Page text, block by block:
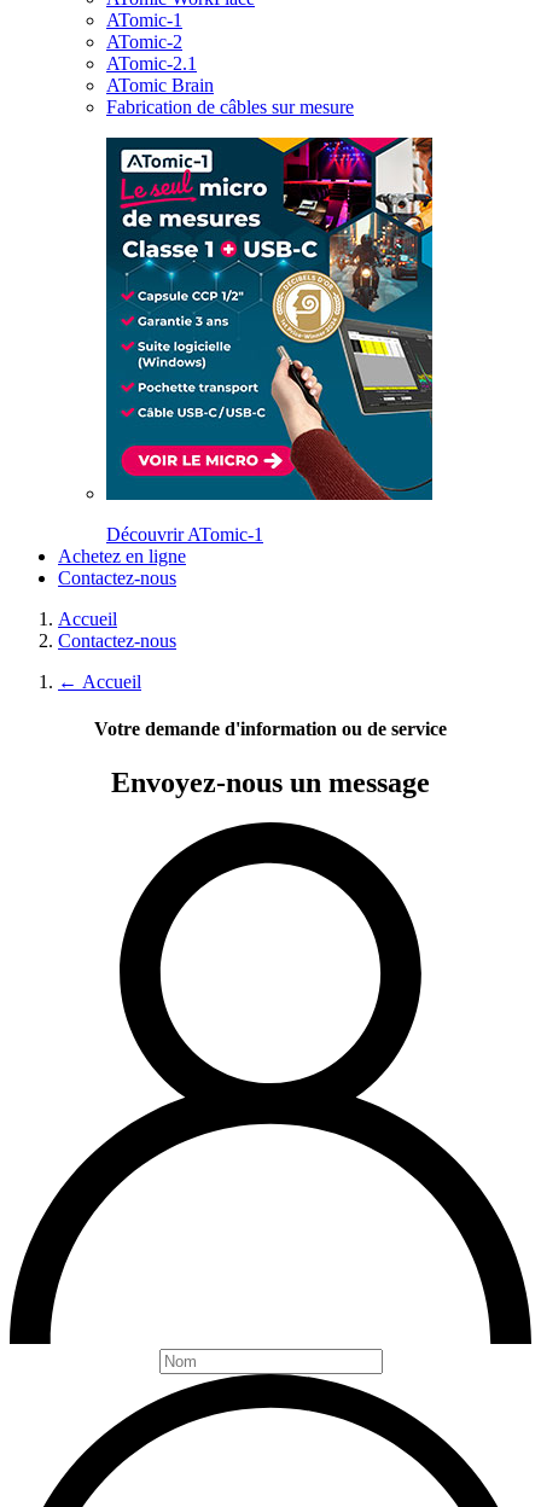
ATomic-1
ATomic-2
ATomic-2.1
ATomic Brain
Fabrication de câbles sur mesure
Découvrir ATomic-1
Achetez en ligne
Contactez-nous
Accueil
Contactez-nous
← Accueil
Votre demande d'information ou de service
Envoyez-nous un message